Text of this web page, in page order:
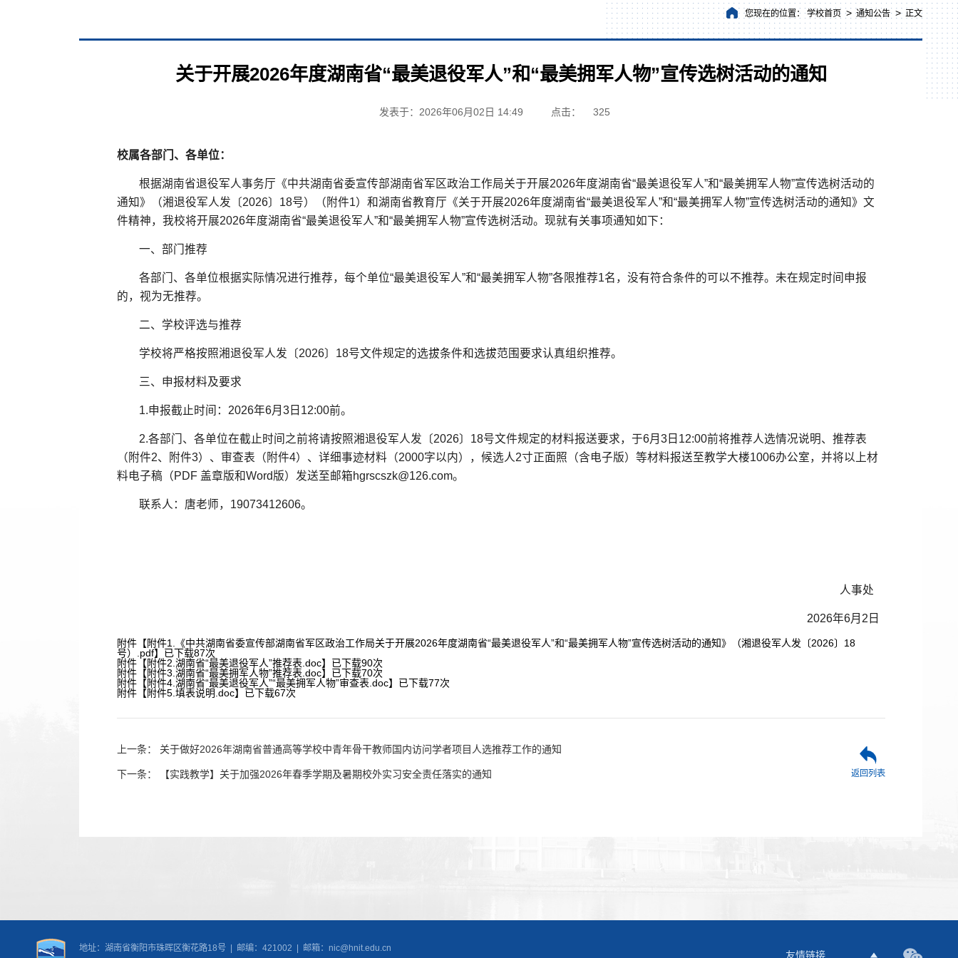
您现在的位置：学校首页 > 通知公告 > 正文
关于开展2026年度湖南省“最美退役军人”和“最美拥军人物”宣传选树活动的通知
发表于：2026年06月02日 14:49 点击： 325
校属各部门、各单位：
根据湖南省退役军人事务厅《中共湖南省委宣传部湖南省军区政治工作局关于开展2026年度湖南省“最美退役军人”和“最美拥军人物”宣传选树活动的
通知》（湘退役军人发〔2026〕18号）（附件1）和湖南省教育厅《关于开展2026年度湖南省“最美退役军人”和“最美拥军人物”宣传选树活动的通知》文
件精神，我校将开展2026年度湖南省“最美退役军人”和“最美拥军人物”宣传选树活动。现就有关事项通知如下：
一、部门推荐
各部门、各单位根据实际情况进行推荐，每个单位“最美退役军人”和“最美拥军人物”各限推荐1名，没有符合条件的可以不推荐。未在规定时间申报
的，视为无推荐。
二、学校评选与推荐
学校将严格按照湘退役军人发〔2026〕18号文件规定的选拔条件和选拔范围要求认真组织推荐。
三、申报材料及要求
1.申报截止时间：2026年6月3日12:00前。
2.各部门、各单位在截止时间之前将请按照湘退役军人发〔2026〕18号文件规定的材料报送要求，于6月3日12:00前将推荐人选情况说明、推荐表
（附件2、附件3）、审查表（附件4）、详细事迹材料（2000字以内），候选人2寸正面照（含电子版）等材料报送至教学大楼1006办公室，并将以上材
料电子稿（PDF 盖章版和Word版）发送至邮箱hgrscszk@126.com。
联系人：唐老师，19073412606。
人事处
2026年6月2日
附件【附件1.《中共湖南省委宣传部湖南省军区政治工作局关于开展2026年度湖南省“最美退役军人”和“最美拥军人物”宣传选树活动的通知》（湘退役军人发〔2026〕18
号）.pdf】已下载87次
附件【附件2.湖南省“最美退役军人”推荐表.doc】已下载90次
附件【附件3.湖南省“最美拥军人物”推荐表.doc】已下载70次
附件【附件4.湖南省“最美退役军人”“最美拥军人物”审查表.doc】已下载77次
附件【附件5.填表说明.doc】已下载67次
上一条： 关于做好2026年湖南省普通高等学校中青年骨干教师国内访问学者项目人选推荐工作的通知
下一条： 【实践教学】关于加强2026年春季学期及暑期校外实习安全责任落实的通知 返回列表
地址：湖南省衡阳市珠晖区衡花路18号 | 邮编：421002 | 邮箱：nic@hnit.edu.cn
友情链接